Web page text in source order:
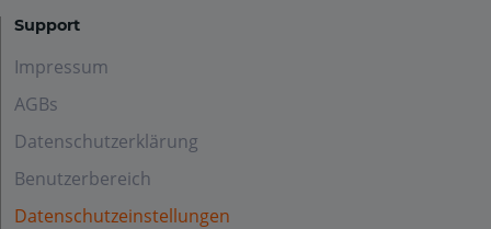
Support
Impressum
AGBs
Datenschutzerklärung
Benutzerbereich
Datenschutzeinstellungen